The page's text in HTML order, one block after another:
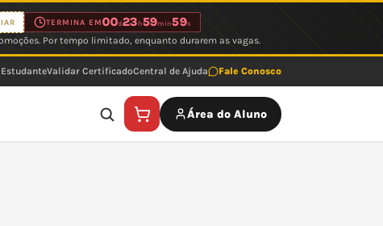
TERMINA EM00d23 h59min59s
Por tempo limitado, enquanto durarem as vagas.
Validar CertificadoCentral de Ajuda Fale Conosco
Área do Aluno